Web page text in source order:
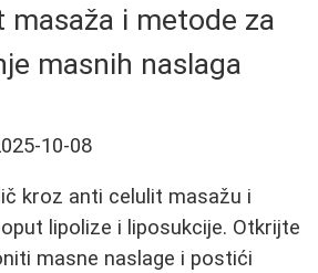
i metode za
masnih naslaga
10-08
kroz anti celulit masažu i
lipolize i liposukcije. Otkrijte
masne naslage i postići